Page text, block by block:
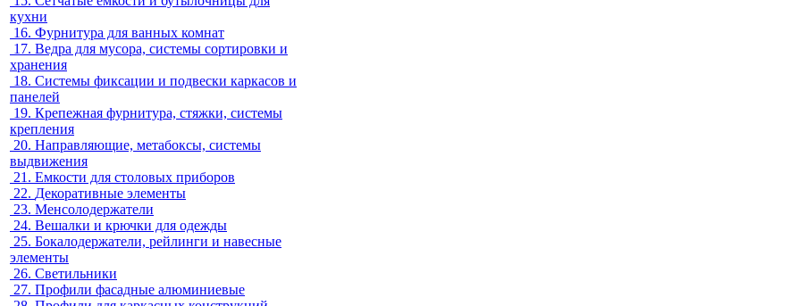
кухни
16. Фурнитура для ванных комнат
17. Ведра для мусора, системы сортировки и
хранения
18. Системы фиксации и подвески каркасов и
панелей
19. Крепежная фурнитура, стяжки, системы
крепления
20. Направляющие, метабоксы, системы
выдвижения
21. Емкости для столовых приборов
22. Декоративные элементы
23. Менсолодержатели
24. Вешалки и крючки для одежды
25. Бокалодержатели, рейлинги и навесные
элементы
26. Светильники
27. Профили фасадные алюминиевые